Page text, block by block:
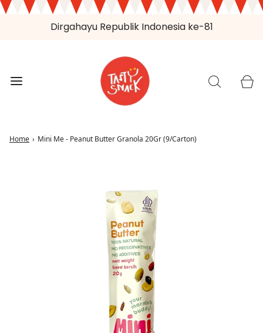
Dirgahayu Republik Indonesia ke-81
Home › Mini Me - Peanut Butter Granola 20Gr (9/Carton)